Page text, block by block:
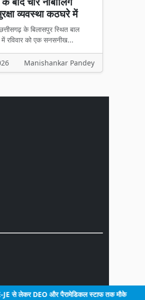
व्यवस्था कठघरे में
के बिलासपुर स्थित बाल
रविवार को एक सनसनीख...
Manishankar Pandey
DEO और पैरामेडिकल स्टाफ तक मौके न साइंस